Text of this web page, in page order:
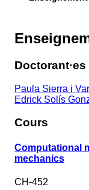
Doctorant·es
Paula Sierra i
Edrick Solís
Cours
Computational
mechanics
CH-452